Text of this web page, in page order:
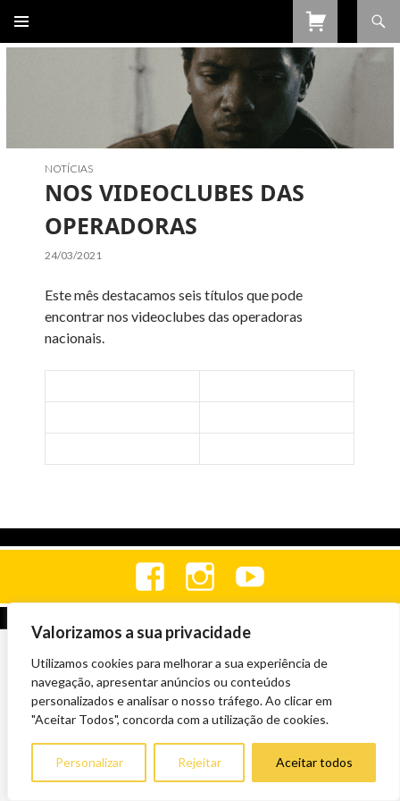
Valorizamos a sua privacidade
Utilizamos cookies para melhorar a sua experiência de
navegação, apresentar anúncios ou conteúdos
personalizados e analisar o nosso tráfego. Ao clicar em
"Aceitar Todos", concorda com a utilização de cookies.
Personalizar Rejeitar Aceitar todos
PARA
NOTÍCIAS
NOS VIDEOCLUBES DAS
OPERADORAS
24/03/2021
Este mês destacamos seis títulos que pode
encontrar nos videoclubes das operadoras
nacionais.